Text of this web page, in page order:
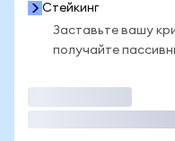
Стейкинг
Заставьте вашу
получайте